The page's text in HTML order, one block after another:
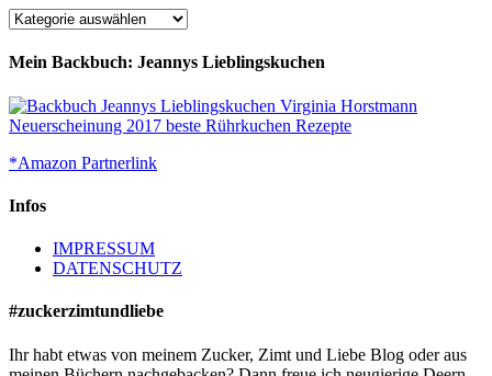
Rezeptübersicht
Mein Backbuch: Jeannys Lieblingskuchen
*Amazon Partnerlink
Infos
IMPRESSUM
DATENSCHUTZ
#zuckerzimtundliebe
Ihr habt etwas von meinem Zucker, Zimt und Liebe Blog oder aus